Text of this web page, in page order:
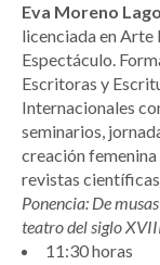
Eva Moreno
licenciada en
Espectáculo.
Escritoras y
Internacionales
seminarios,
creación
revistas
Ponencia: De
teatro del siglo
11:30 horas